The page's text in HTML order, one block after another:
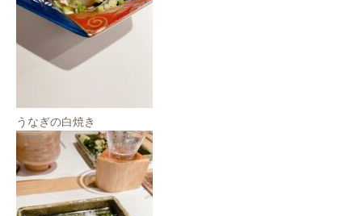
うなぎの白焼き